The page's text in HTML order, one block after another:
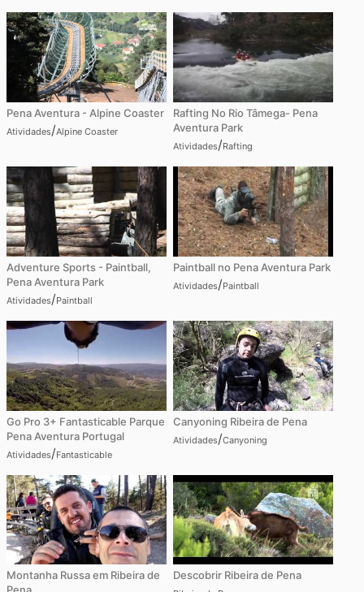
Pena Aventura - Alpine Coaster
Atividades/Alpine Coaster
Rafting No Rio Tâmega- Pena
Aventura Park
Atividades/Rafting
Adventure Sports - Paintball,
Pena Aventura Park
Atividades/Paintball
Paintball no Pena Aventura Park
Atividades/Paintball
Go Pro 3+ Fantasticable Parque
Pena Aventura Portugal
Atividades/Fantasticable
Canyoning Ribeira de Pena
Atividades/Canyoning
Montanha Russa em Ribeira de
Descobrir Ribeira de Pena